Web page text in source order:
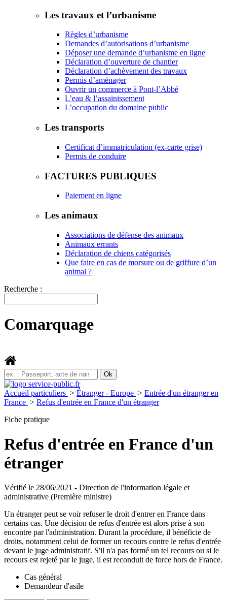
Les travaux et l’urbanisme
Règles d’urbanisme
Demandes d’autorisations d’urbanisme
Déposer une demande d’urbanisme en ligne
Déclaration d’ouverture de chantier
Déclaration d’achèvement des travaux
Permis d’aménager
Ouvrir un commerce à Pont-l’Abbé
L’eau & l’assainissement
L’occupation du domaine public
Les transports
Certificat d’immatriculation (ex-carte grise)
Permis de conduire
FACTURES PUBLIQUES
Paiement en ligne
Les animaux
Associations de défense des animaux
Animaux errants
Déclaration de chiens catégorisés
Que faire en cas de morsure ou de griffure d’un
animal ?
Recherche :
Comarquage
Accueil particuliers > Étranger - Europe > Entrée d'un étranger en
France > Refus d'entrée en France d'un étranger
Fiche pratique
Refus d'entrée en France d'un
étranger
Vérifié le 28/06/2021 - Direction de l'information légale et
administrative (Première ministre)
Un étranger peut se voir refuser le droit d'entrer en France dans
certains cas. Une décision de refus d'entrée est alors prise à son
encontre par l'administration. Durant la procédure, il bénéficie de
droits, notamment celui de former un recours contre le refus d'entrée
devant le juge administratif. S'il n'a pas formé un tel recours ou si le
recours est rejeté par le juge, il est reconduit de force hors de France.
Cas général
Demandeur d'asile